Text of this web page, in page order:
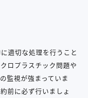
適切な処理を行うこと
ロプラスチック問題や
監視が強まっていま
前に必ず行いましょ